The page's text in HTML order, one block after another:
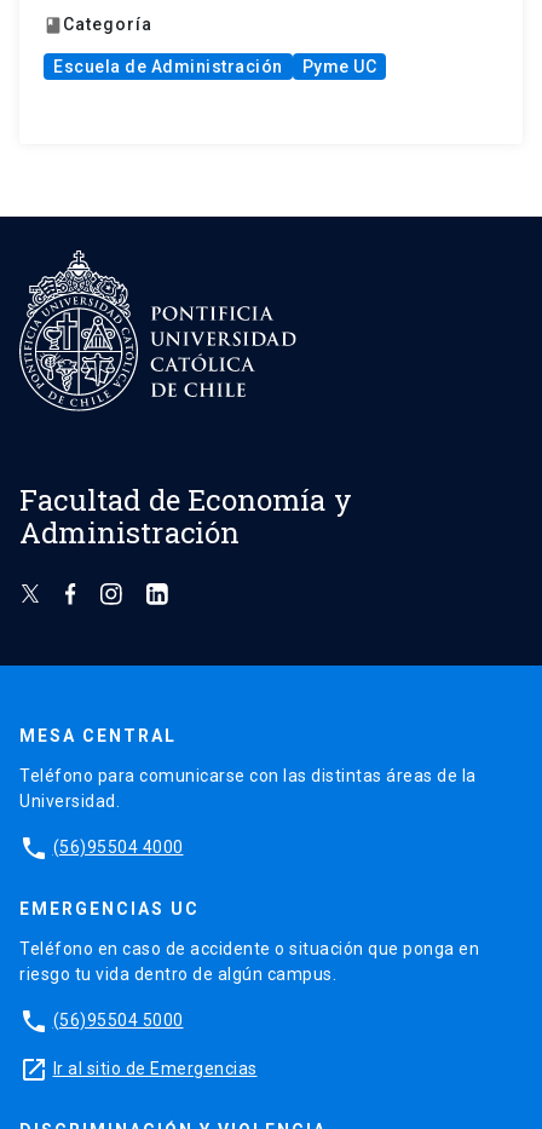
book Categoría
Escuela de Administración Pyme UC
Facultad de Economía y
Administración
MESA CENTRAL
Teléfono para comunicarse con las distintas áreas de la
Universidad.
phone (56)95504 4000
EMERGENCIAS UC
Teléfono en caso de accidente o situación que ponga en
riesgo tu vida dentro de algún campus.
phone (56)95504 5000
launch Ir al sitio de Emergencias